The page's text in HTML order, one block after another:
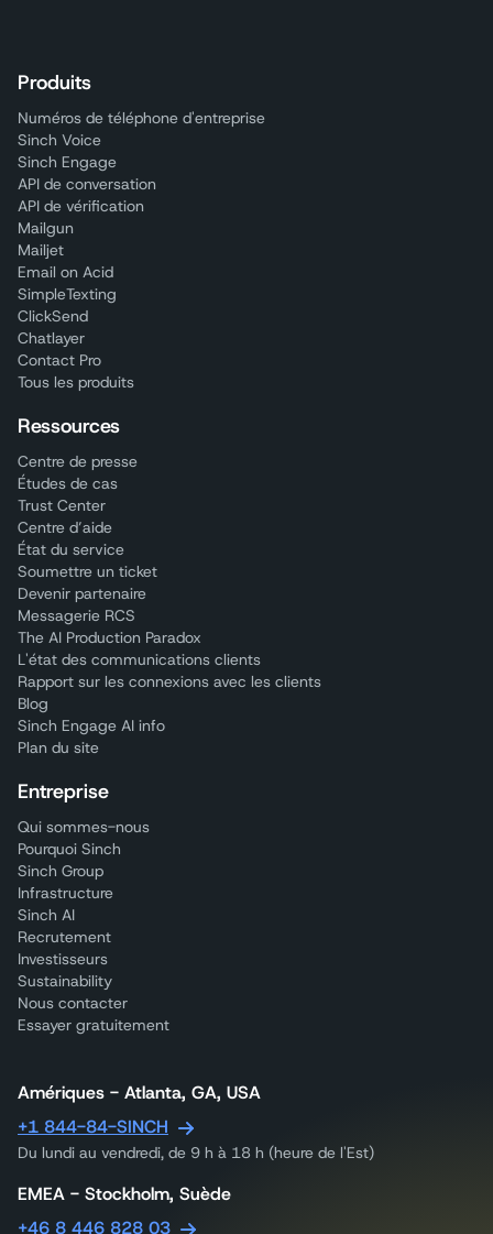
Produits
Numéros de téléphone d'entreprise
Sinch Voice
Sinch Engage
API de conversation
API de vérification
Mailgun
Mailjet
Email on Acid
SimpleTexting
ClickSend
Chatlayer
Contact Pro
Tous les produits
Ressources
Centre de presse
Études de cas
Trust Center
Centre d’aide
État du service
Soumettre un ticket
Devenir partenaire
Messagerie RCS
The AI Production Paradox
L'état des communications clients
Rapport sur les connexions avec les clients
Blog
Sinch Engage AI info
Plan du site
Entreprise
Qui sommes-nous
Pourquoi Sinch
Sinch Group
Infrastructure
Sinch AI
Recrutement
Investisseurs
Sustainability
Nous contacter
Essayer gratuitement
Amériques - Atlanta, GA, USA
+1 844-84-SINCH
Du lundi au vendredi, de 9 h à 18 h (heure de l'Est)
EMEA - Stockholm, Suède
+46 8 446 828 03